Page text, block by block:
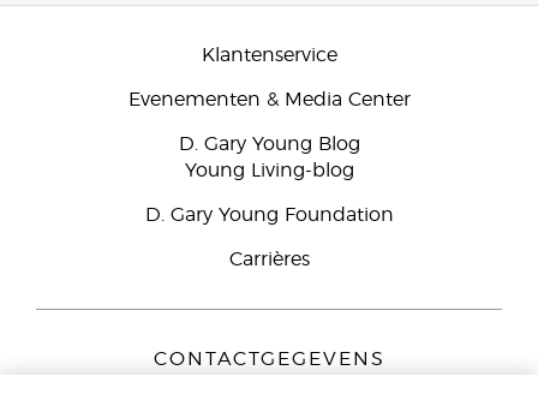
Klantenservice
Evenementen & Media Center
D. Gary Young Blog
Young Living-blog
D. Gary Young Foundation
Carrières
CONTACTGEGEVENS